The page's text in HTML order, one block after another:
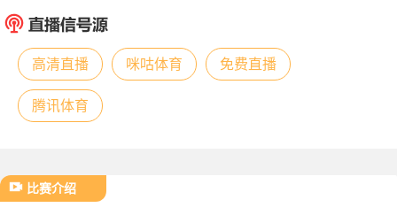
高清直播 咪咕体育 免费直播
腾讯体育
比赛介绍